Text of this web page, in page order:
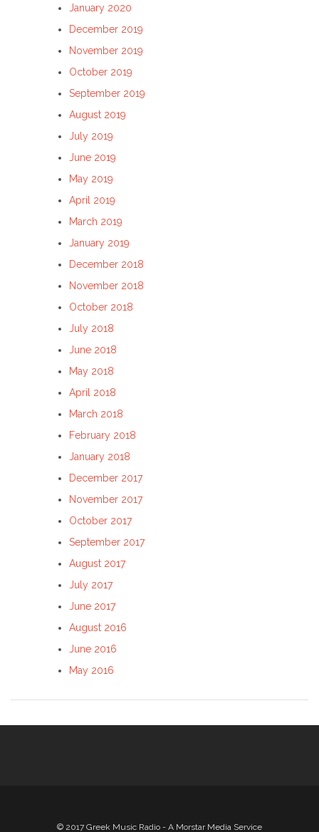
January 2020
December 2019
November 2019
October 2019
September 2019
August 2019
July 2019
June 2019
May 2019
April 2019
March 2019
January 2019
December 2018
November 2018
October 2018
July 2018
June 2018
May 2018
April 2018
March 2018
February 2018
January 2018
December 2017
November 2017
October 2017
September 2017
August 2017
July 2017
June 2017
August 2016
June 2016
May 2016
© 2017 Greek Music Radio - A Morstar Media Service